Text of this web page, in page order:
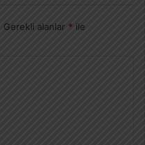
Gerekli alanlar * ile